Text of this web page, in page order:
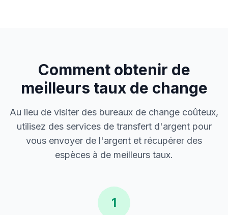
Comment obtenir de
meilleurs taux de change
Au lieu de visiter des bureaux de change coûteux,
utilisez des services de transfert d'argent pour
vous envoyer de l'argent et récupérer des
espèces à de meilleurs taux.
1